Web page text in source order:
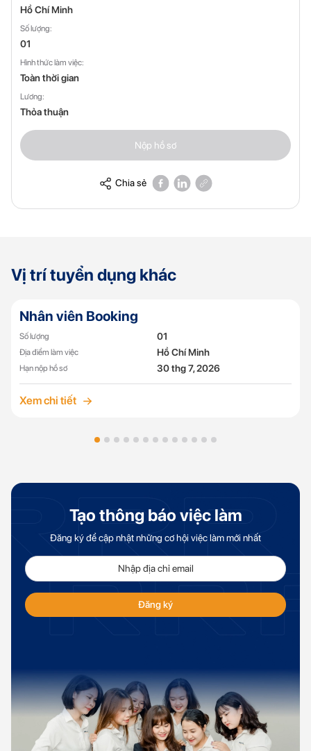
Hồ Chí Minh
Số lượng:
01
Hình thức làm việc:
Toàn thời gian
Lương:
Thỏa thuận
Nộp hồ sơ
Chia sẻ
Vị trí tuyển dụng khác
Nhân viên Booking
Số lượng 01
Địa điểm làm việc Hồ Chí Minh
Hạn nộp hồ sơ 30 thg 7, 2026
Xem chi tiết
Tạo thông báo việc làm
Đăng ký để cập nhật những cơ hội việc làm mới nhất
Đăng ký